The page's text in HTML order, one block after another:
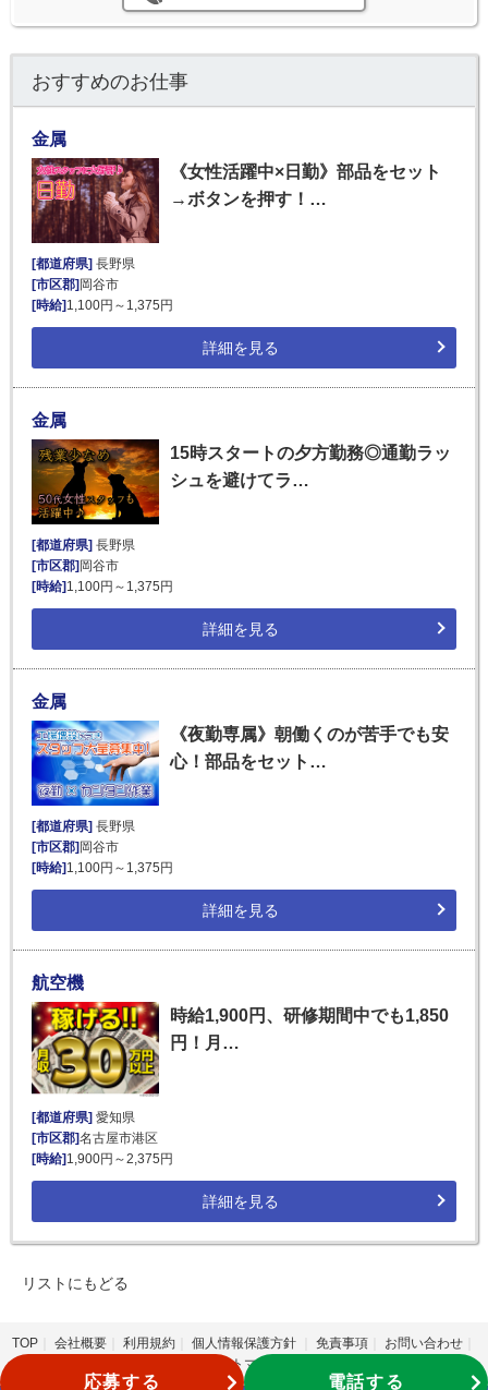
応募する 電話する
おすすめのお仕事
金属
《女性活躍中×日勤》部品をセット
→ボタンを押す！…
[都道府県] 長野県
[市区郡] 岡谷市
[時給] 1,100円～1,375円
詳細を見る
金属
15時スタートの夕方勤務◎通勤ラッ
シュを避けてラ…
[都道府県]長野県
[市区郡]岡谷市
[時給]1,100円～1,375円
詳細を見る
金属
《夜勤専属》朝働くのが苦手でも安
心！部品をセット…
[都道府県]長野県
[市区郡]岡谷市
[時給]1,100円～1,375円
詳細を見る
航空機
時給1,900円、研修期間中でも1,850
円！月…
[都道府県] 愛知県
[市区郡]名古屋市港区
[時給] 1,900円～2,375円
詳細を見る
リストにもどる
TOP 会社概要 利用規約 個人情報保護方針 免責事項
お問い合わせ
サイトマップ